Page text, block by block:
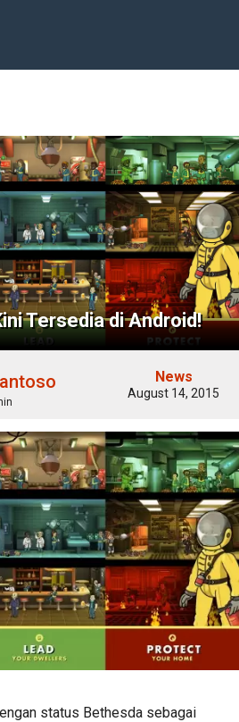
Tersedia di Android!
News
August 14, 2015
status Bethesda sebagai